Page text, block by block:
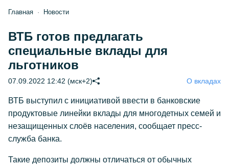
Главная Новости
ВТБ готов предлагать
специальные вклады для
льготников
07.09.2022 12:42 (мск+2) О вкладах
ВТБ выступил с инициативой ввести в банковские
продуктовые линейки вклады для многодетных семей и
незащищенных слоёв населения, сообщает пресс-
служба банка.
Такие депозиты должны отличаться от обычных